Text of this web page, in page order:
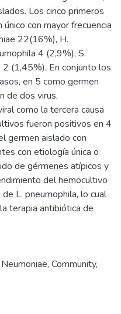
Los cinco primeros
con mayor frecuencia
22(16%), H.
4 (2,9%), S.
(1,45%). En conjunto los
en 5 como germen
de dos virus,
como la tercera causa
fueron positivos en 4
germen aislado con
con etiología única o
de gérmenes atípicos y
del hemocultivo
L. pneumophila, lo cual
terapia antibiótica de
Neumoniae, Community,